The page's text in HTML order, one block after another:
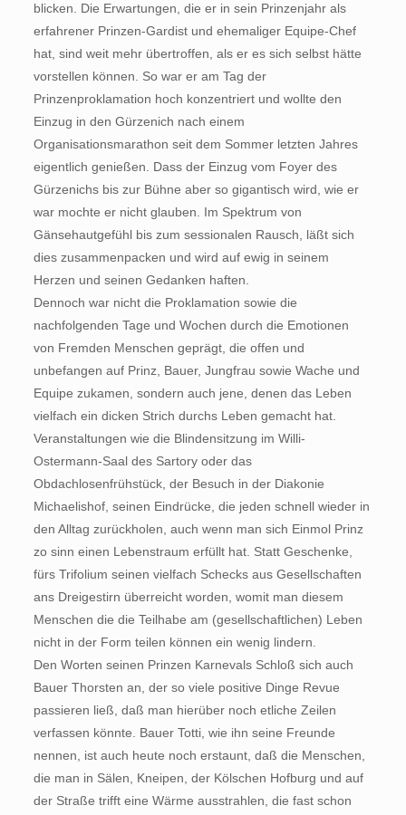
blicken. Die Erwartungen, die er in sein Prinzenjahr als
erfahrener Prinzen-Gardist und ehemaliger Equipe-Chef
hat, sind weit mehr übertroffen, als er es sich selbst hätte
vorstellen können. So war er am Tag der
Prinzenproklamation hoch konzentriert und wollte den
Einzug in den Gürzenich nach einem
Organisationsmarathon seit dem Sommer letzten Jahres
eigentlich genießen. Dass der Einzug vom Foyer des
Gürzenichs bis zur Bühne aber so gigantisch wird, wie er
war mochte er nicht glauben. Im Spektrum von
Gänsehautgefühl bis zum sessionalen Rausch, läßt sich
dies zusammenpacken und wird auf ewig in seinem
Herzen und seinen Gedanken haften.
Dennoch war nicht die Proklamation sowie die
nachfolgenden Tage und Wochen durch die Emotionen
von Fremden Menschen geprägt, die offen und
unbefangen auf Prinz, Bauer, Jungfrau sowie Wache und
Equipe zukamen, sondern auch jene, denen das Leben
vielfach ein dicken Strich durchs Leben gemacht hat.
Veranstaltungen wie die Blindensitzung im Willi-
Ostermann-Saal des Sartory oder das
Obdachlosenfrühstück, der Besuch in der Diakonie
Michaelishof, seinen Eindrücke, die jeden schnell wieder in
den Alltag zurückholen, auch wenn man sich Einmol Prinz
zo sinn einen Lebenstraum erfüllt hat. Statt Geschenke,
fürs Trifolium seinen vielfach Schecks aus Gesellschaften
ans Dreigestirn überreicht worden, womit man diesem
Menschen die die Teilhabe am (gesellschaftlichen) Leben
nicht in der Form teilen können ein wenig lindern.
Den Worten seinen Prinzen Karnevals Schloß sich auch
Bauer Thorsten an, der so viele positive Dinge Revue
passieren ließ, daß man hierüber noch etliche Zeilen
verfassen könnte. Bauer Totti, wie ihn seine Freunde
nennen, ist auch heute noch erstaunt, daß die Menschen,
die man in Sälen, Kneipen, der Kölschen Hofburg und auf
der Straße trifft eine Wärme ausstrahlen, die fast schon